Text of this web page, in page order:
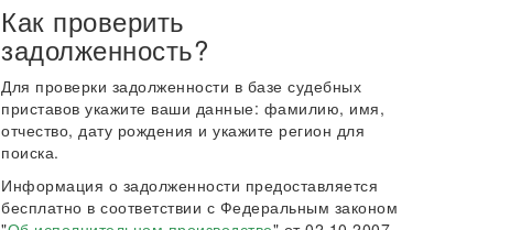
Как проверить
задолженность?
Для проверки задолженности в базе судебных
приставов укажите ваши данные: фамилию, имя,
отчество, дату рождения и укажите регион для
поиска.
Информация о задолженности предоставляется
бесплатно в соответствии с Федеральным законом